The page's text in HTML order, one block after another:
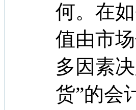
何。在
值由市
多因素
货”的会